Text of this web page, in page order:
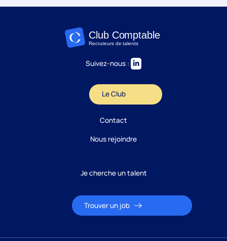
Suivez-nous :
Le Club
Contact
Nous rejoindre
Je cherche un talent
Trouver un job